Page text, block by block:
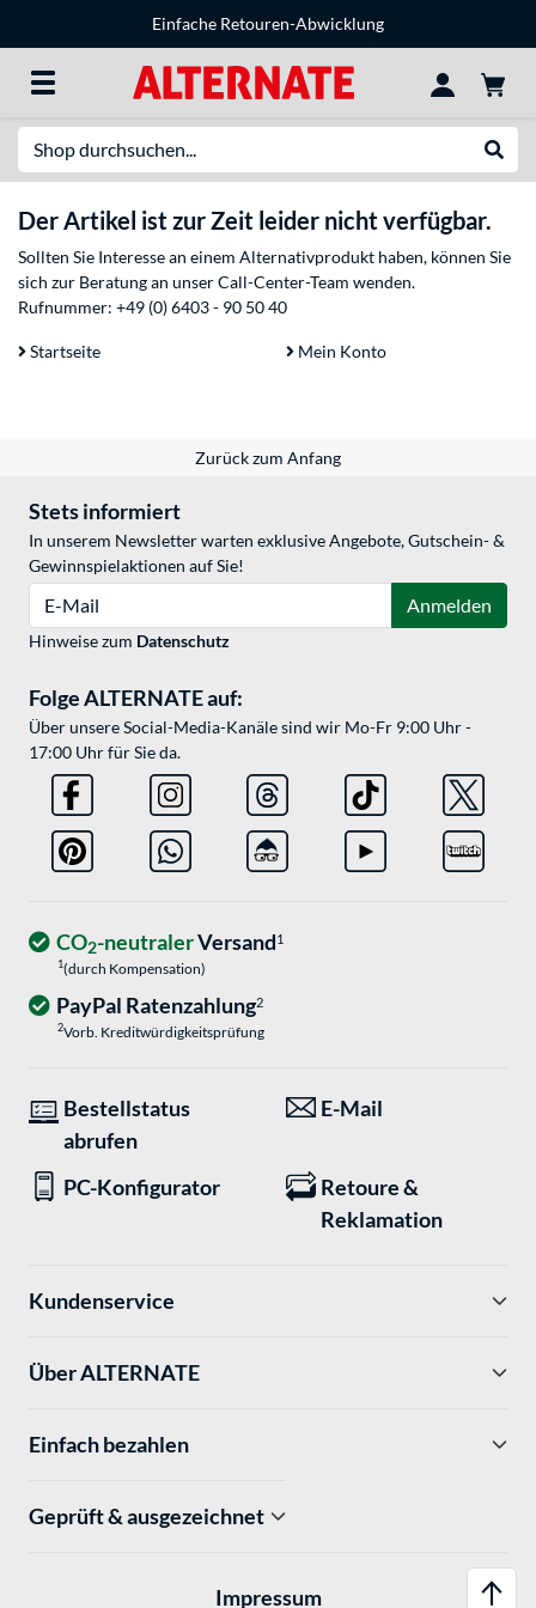
Einfache Retouren-Abwicklung
Der Artikel ist zur Zeit leider nicht verfügbar.
Sollten Sie Interesse an einem Alternativprodukt haben, können Sie
sich zur Beratung an unser Call-Center-Team wenden.
Rufnummer: +49 (0) 6403 - 90 50 40
Startseite Mein Konto
Zurück zum Anfang
Stets informiert
In unserem Newsletter warten exklusive Angebote, Gutschein- &
Gewinnspielaktionen auf Sie!
Anmelden
Hinweise zum Datenschutz
Folge ALTERNATE auf:
Über unsere Social-Media-Kanäle sind wir Mo-Fr 9:00 Uhr -
17:00 Uhr für Sie da.
CO2-neutralerVersand1
1(durch Kompensation)
PayPal Ratenzahlung2
2Vorb. Kreditwürdigkeitsprüfung
Bestellstatus
abrufen
E-Mail
PC-Konfigurator
Retoure &
Reklamation
Kundenservice
Über ALTERNATE
Einfach bezahlen
Geprüft & ausgezeichnet
Impressum